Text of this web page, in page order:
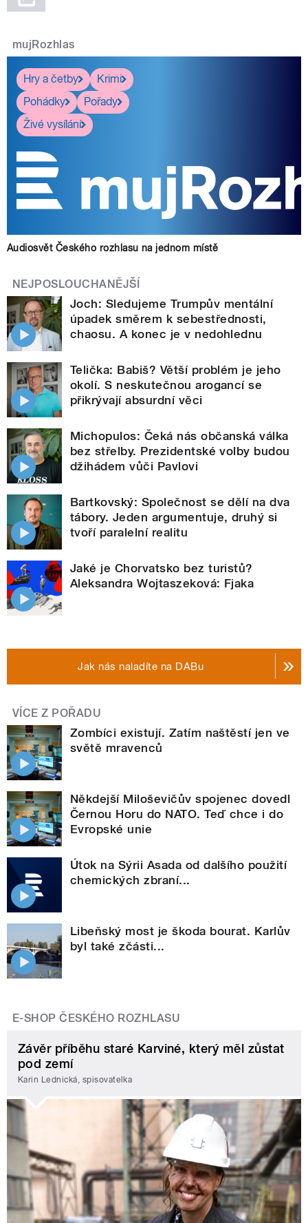
mujRozhlas
Hry a četby
Krimi
Pohádky
Pořady
Živé vysílání
Audiosvět Českého rozhlasu na jednom místě
NEJPOSLOUCHANĚJŠÍ
Joch: Sledujeme Trumpův mentální
úpadek směrem k sebestřednosti,
chaosu. A konec je v nedohlednu
Telička: Babiš? Větší problém je jeho
okolí. S neskutečnou arogancí se
přikrývají absurdní věci
Michopulos: Čeká nás občanská válka
bez střelby. Prezidentské volby budou
džihádem vůči Pavlovi
Bartkovský: Společnost se dělí na dva
tábory. Jeden argumentuje, druhý si
tvoří paralelní realitu
Jaké je Chorvatsko bez turistů?
Aleksandra Wojtaszeková: Fjaka
Jak nás naladíte na DABu
VÍCE Z POŘADU
Zombíci existují. Zatím naštěstí jen ve
světě mravenců
Někdejší Miloševičův spojenec dovedl
Černou Horu do NATO. Teď chce i do
Evropské unie
Útok na Sýrii Asada od dalšího použití
chemických zbraní...
Libeňský most je škoda bourat. Karlův
byl také zčásti...
E-SHOP ČESKÉHO ROZHLASU
Závěr příběhu staré Karviné, který měl zůstat
pod zemí
Karin Lednická, spisovatelka